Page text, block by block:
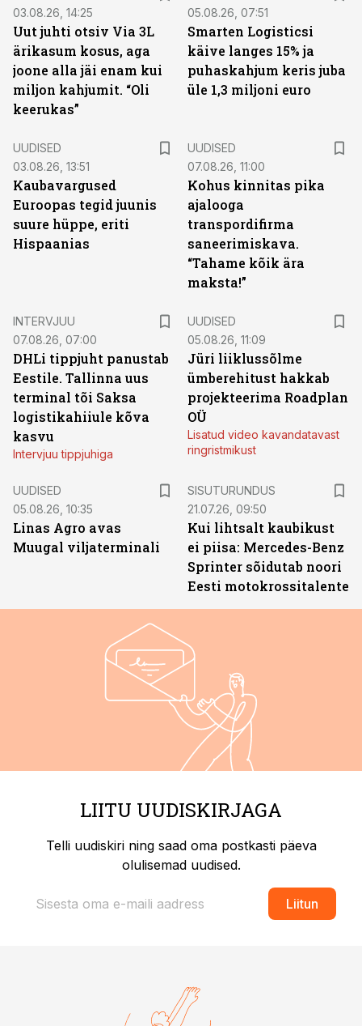
03.08.26, 14:25
Uut juhti otsiv Via 3L
ärikasum kosus, aga
joone alla jäi enam kui
miljon kahjumit. “Oli
keerukas”
05.08.26, 07:51
Smarten Logisticsi
käive langes 15% ja
puhaskahjum keris juba
üle 1,3 miljoni euro
UUDISED
03.08.26, 13:51
Kaubavargused
Euroopas tegid juunis
suure hüppe, eriti
Hispaanias
UUDISED
07.08.26, 11:00
Kohus kinnitas pika
ajalooga
transpordifirma
saneerimiskava.
“Tahame kõik ära
maksta!”
INTERVJUU
07.08.26, 07:00
DHLi tippjuht panustab
Eestile. Tallinna uus
terminal tõi Saksa
logistikahiiule kõva
kasvu
Intervjuu tippjuhiga
UUDISED
05.08.26, 11:09
Jüri liiklussõlme
ümberehitust hakkab
projekteerima Roadplan
OÜ
Lisatud video kavandatavast
ringristmikust
UUDISED
05.08.26, 10:35
Linas Agro avas
Muugal viljaterminali
SISUTURUNDUS
21.07.26, 09:50
Kui lihtsalt kaubikust
ei piisa: Mercedes-Benz
Sprinter sõidutab noori
Eesti motokrossitalente
LIITU UUDISKIRJAGA
Telli uudiskiri ning saad oma postkasti päeva
olulisemad uudised.
Liitun